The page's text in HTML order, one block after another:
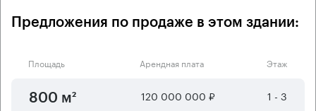
Предложения по продаже в этом здании:
Площадь Арендная плата Этаж
800 м² 120 000 000 ₽ 1 - 3